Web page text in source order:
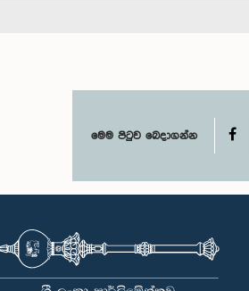
මෙම පිටුව බෙදාගන්න